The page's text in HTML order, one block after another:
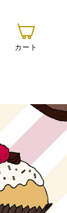
カート